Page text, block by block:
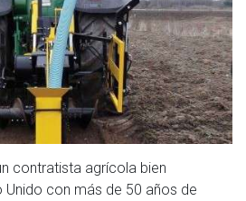
contratista agrícola bien
Unido con más de 50 años de